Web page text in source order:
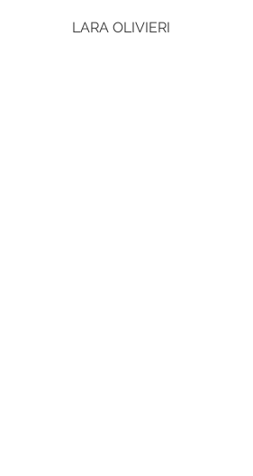
LARA OLIVIERI